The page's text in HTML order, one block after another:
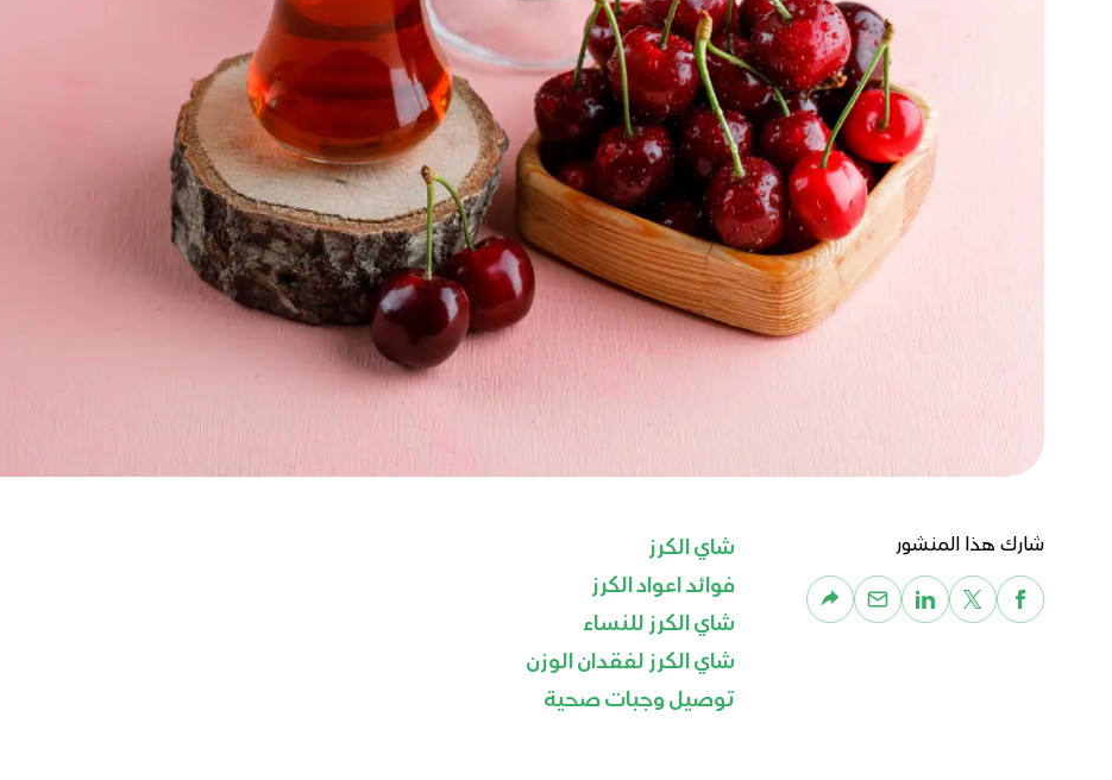
شارك هذا المنشور
شاي الكرز
فوائد اعواد الكرز
شاي الكرز للنساء
شاي الكرز لفقدان الوزن
توصيل وجبات صحية